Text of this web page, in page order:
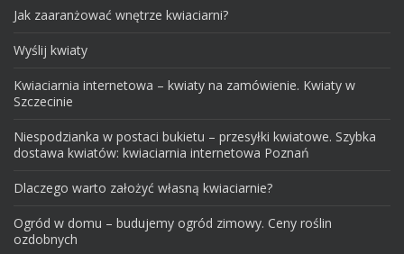
Jak zaaranżować wnętrze kwiaciarni?
Wyślij kwiaty
Kwiaciarnia internetowa – kwiaty na zamówienie. Kwiaty w
Szczecinie
Niespodzianka w postaci bukietu – przesyłki kwiatowe. Szybka
dostawa kwiatów: kwiaciarnia internetowa Poznań
Dlaczego warto założyć własną kwiaciarnie?
Ogród w domu – budujemy ogród zimowy. Ceny roślin
ozdobnych